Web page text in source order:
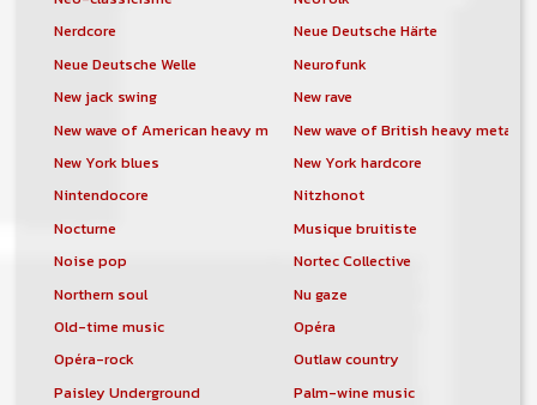
Nerdcore
Neue Deutsche Härte
Neue Deutsche Welle
Neurofunk
New jack swing
New rave
New wave of American heavy metalNew wave of British heavy metal
New York blues
New York hardcore
Nintendocore
Nitzhonot
Nocturne
Musique bruitiste
Noise pop
Nortec Collective
Northern soul
Nu gaze
Old-time music
Opéra
Opéra-rock
Outlaw country
Paisley Underground
Palm-wine music